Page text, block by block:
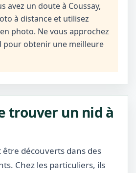
avez un doute à Coussay,
à distance et utilisez
photo. Ne vous approchez
pour obtenir une meilleure
trouver un nid à
être découverts dans des
Chez les particuliers, ils